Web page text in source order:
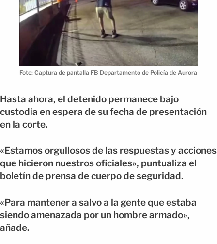
Foto: Captura de pantalla FB Departamento de Policía de Aurora
Hasta ahora, el detenido permanece bajo
custodia en espera de su fecha de presentación
en la corte.
«Estamos orgullosos de las respuestas y acciones
que hicieron nuestros oficiales», puntualiza el
boletín de prensa de cuerpo de seguridad.
«Para mantener a salvo a la gente que estaba
siendo amenazada por un hombre armado»,
añade.